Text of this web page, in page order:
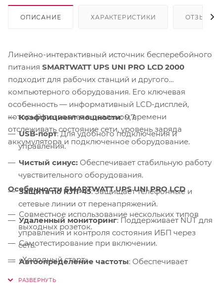
ОПИСАНИЕ ХАРАКТЕРИСТИКИ ОТЗЫВЫ
Линейно-интерактивный источник бесперебойного
питания SMARTWATT UPS UNI PRO LCD 2000
подходит для рабочих станций и другого
компьютерного оборудования. Его ключевая
особенность — информативный LCD-дисплей,
который позволяет в реальном времени
отслеживать состояние сети, уровень заряда
аккумулятора и подключенное оборудование.
Коэффициент мощности: 0,7.
USB-порт: Для удобного подключения и
управления.
Чистый синус: Обеспечивает стабильную работу
чувствительного оборудования.
Защита по RJ11-45: Защищает телефонные и
сетевые линии от перенапряжений.
Удаленный мониторинг: Поддерживает NUT для
управления и контроля состояния ИБП через
сеть.
Автоопределение частоты: Обеспечивает
Особенности SMARTWATT UPS UNI PRO LCD
Совместное использование нескольких типов
выходных розеток.
Самотестирование при включении.
«Холодный старт».
Заряд АКБ в выключенном состоянии.